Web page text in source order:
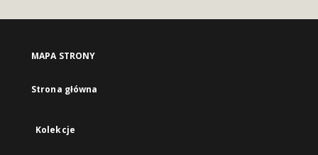
MAPA STRONY
Strona główna
Kolekcje